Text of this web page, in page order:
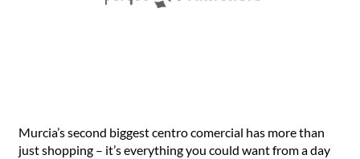
Murcia’s second biggest centro comercial has more than
just shopping – it’s everything you could want from a day